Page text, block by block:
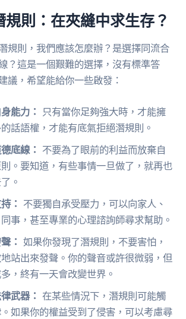
則：在夾縫中求生存？
規則，我們應該怎麼辦？是選擇同流合
？這是一個艱難的選擇，沒有標準答
議，希望能給你一些啟發：
能力：
只有當你足夠強大時，才能擁
話語權，才能有底氣拒絕潛規則。
底線： 不要為了眼前的利益而放棄自
。要知道，有些事情一旦做了，就再也
。
：
不要獨自承受壓力，可以向家人、
事，甚至專業的心理諮詢師尋求幫助。
： 如果你發現了潛規則，不要害怕，
站出來發聲。你的聲音或許很微弱，但
，終有一天會改變世界。
武器： 在某些情況下，潛規則可能觸
如果你的權益受到了侵害，可以考慮尋